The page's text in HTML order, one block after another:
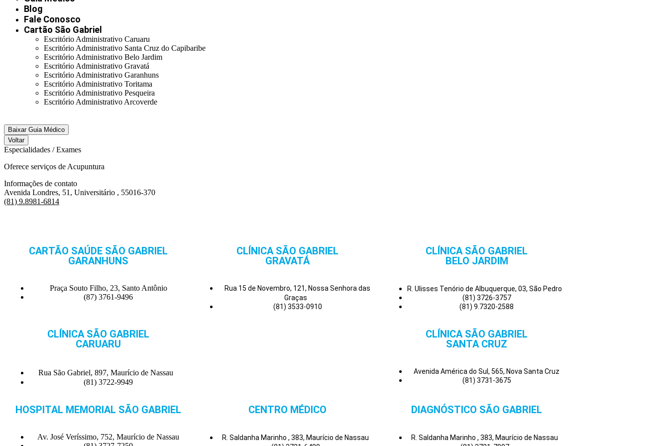
Blog
Fale Conosco
Cartão São Gabriel
Escritório Administrativo Caruaru
Escritório Administrativo Santa Cruz do Capibaribe
Escritório Administrativo Belo Jardim
Escritório Administrativo Gravatá
Escritório Administrativo Garanhuns
Escritório Administrativo Toritama
Escritório Administrativo Pesqueira
Escritório Administrativo Arcoverde
Baixar Guia Médico
Voltar
Especialidades / Exames
Oferece serviços de Acupuntura
Informações de contato
Avenida Londres, 51, Universitário , 55016-370
(81) 9.8981-6814
CARTÃO SAÚDE SÃO GABRIEL
GARANHUNS
Praça Souto Filho, 23, Santo Antônio
(87) 3761-9496
CLÍNICA SÃO GABRIEL
GRAVATÁ
Rua 15 de Novembro, 121, Nossa Senhora das
Graças
(81) 3533-0910
CLÍNICA SÃO GABRIEL
BELO JARDIM
R. Ulisses Tenório de Albuquerque, 03, São Pedro
(81) 3726-3757
(81) 9.7320-2588
CLÍNICA SÃO GABRIEL
CARUARU
Rua São Gabriel, 897, Maurício de Nassau
(81) 3722-9949
CLÍNICA SÃO GABRIEL
SANTA CRUZ
Avenida América do Sul, 565, Nova Santa Cruz
(81) 3731-3675
HOSPITAL MEMORIAL SÃO GABRIEL
Av. José Veríssimo, 752, Maurício de Nassau
CENTRO MÉDICO
R. Saldanha Marinho , 383, Maurício de Nassau
DIAGNÓSTICO SÃO GABRIEL
R. Saldanha Marinho , 383, Maurício de Nassau